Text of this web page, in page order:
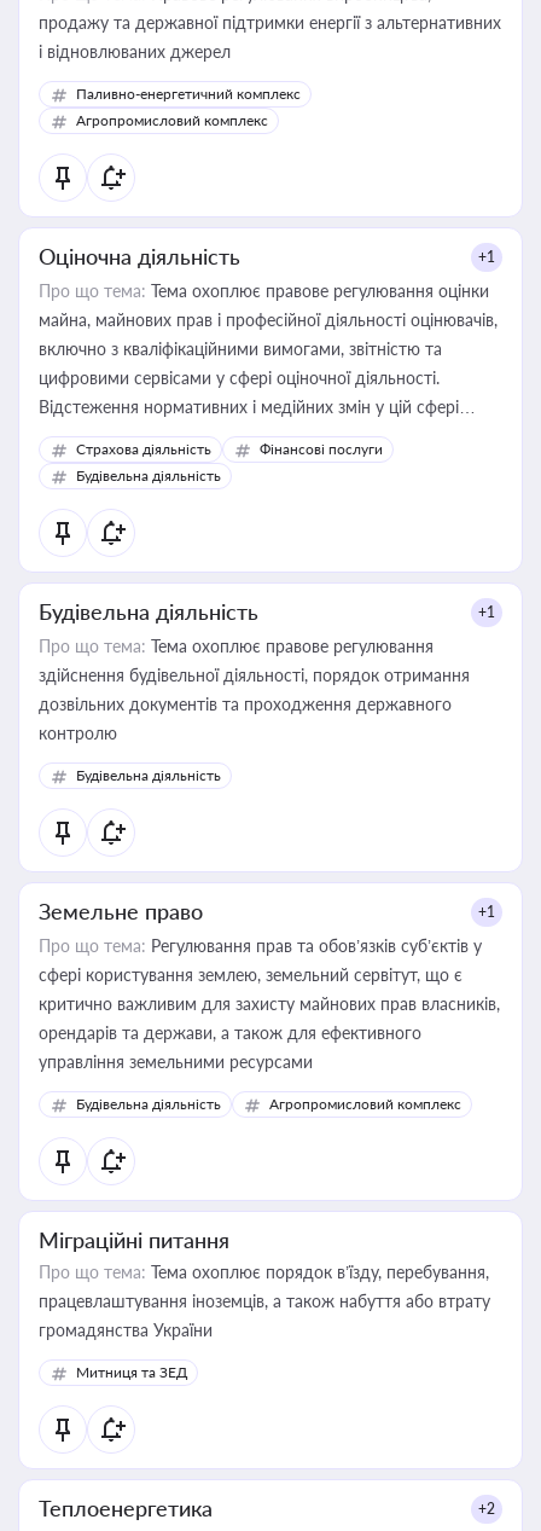
продажу та державної підтримки енергії з альтернативних
і відновлюваних джерел
Паливно-енергетичний комплекс
Агропромисловий комплекс
Оціночна діяльність +1
Про що тема: Тема охоплює правове регулювання оцінки
майна, майнових прав і професійної діяльності оцінювачів,
включно з кваліфікаційними вимогами, звітністю та
цифровими сервісами у сфері оціночної діяльності.
Відстеження нормативних і медійних змін у цій сфері
корисне для власника бізнесу, керівника, юриста або
бухгалтера під час оподаткування, приватизації, оренди
державного майна, корпоративних угод і перевірки
статусу суб'єктів оціночної діяльності
Страхова діяльність
Фінансові послуги
Будівельна діяльність
Будівельна діяльність +1
Про що тема: Тема охоплює правове регулювання
здійснення будівельної діяльності, порядок отримання
дозвільних документів та проходження державного
контролю
Будівельна діяльність
Земельне право +1
Про що тема: Регулювання прав та обов’язків суб’єктів у
сфері користування землею, земельний сервітут, що є
критично важливим для захисту майнових прав власників,
орендарів та держави, а також для ефективного
управління земельними ресурсами
Будівельна діяльність Агропромисловий комплекс
Міграційні питання
Про що тема: Тема охоплює порядок в’їзду, перебування,
працевлаштування іноземців, а також набуття або втрату
громадянства України
Митниця та ЗЕД
Теплоенергетика +2